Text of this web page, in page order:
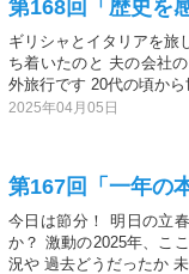
第168回「歴史を
ギリシャとイタリアを旅
ち着いたのと 夫の会社
外旅行です 20代の頃か
2025年04月05日
第167回「一年の
今日は節分！ 明日の立
か？ 激動の2025年、こ
況や 過去どうだったか